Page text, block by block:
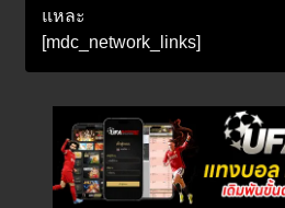
แหละ
[mdc_network_links]